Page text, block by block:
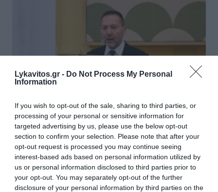
Lykavitos.gr - Do Not Process My Personal
Information
If you wish to opt-out of the sale, sharing to third parties, or
processing of your personal or sensitive information for
targeted advertising by us, please use the below opt-out
section to confirm your selection. Please note that after your
opt-out request is processed you may continue seeing
interest-based ads based on personal information utilized by
us or personal information disclosed to third parties prior to
your opt-out. You may separately opt-out of the further
disclosure of your personal information by third parties on the
Σήμα κινδύνου από Στουρνάρα
για την ευρωπαϊκή οικονομία –
Οι παρεμβάσεις που προτείνει